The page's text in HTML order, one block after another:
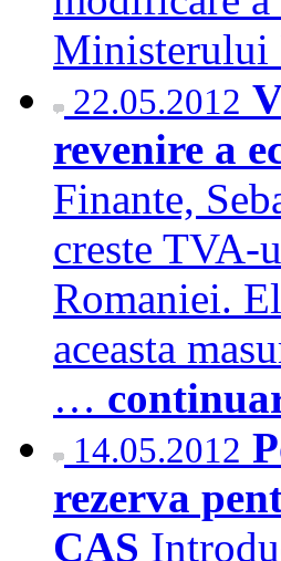
22.05.2012
revenire a
Finante,
creste TVA-
Romaniei.
aceasta
…
14.05.2012
rezerva
CAS